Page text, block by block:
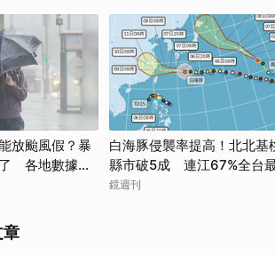
放颱風假？暴
各地數據一
白海豚侵襲率提高！北北基
縣市破5成 連江67%全台
鏡週刊
章